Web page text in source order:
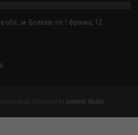
обл., м. Болехів, пл. І.Франка, 12
Lyminec Studio